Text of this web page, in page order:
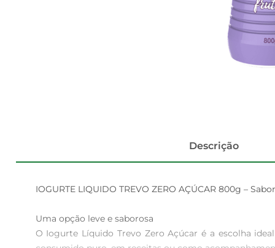
Descrição
IOGURTE LIQUIDO TREVO ZERO AÇÚCAR 800g –
Uma opção leve e saborosa
O Iogurte Líquido Trevo Zero Açúcar é a escolha